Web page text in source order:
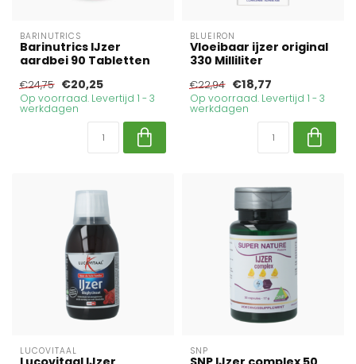
BARINUTRICS
Barinutrics IJzer
aardbei 90 Tabletten
€24,75 €20,25
Op voorraad. Levertijd 1 - 3
werkdagen
BLUEIRON
Vloeibaar ijzer original
330 Milliliter
€22,94 €18,77
Op voorraad. Levertijd 1 - 3
werkdagen
LUCOVITAAL SNP